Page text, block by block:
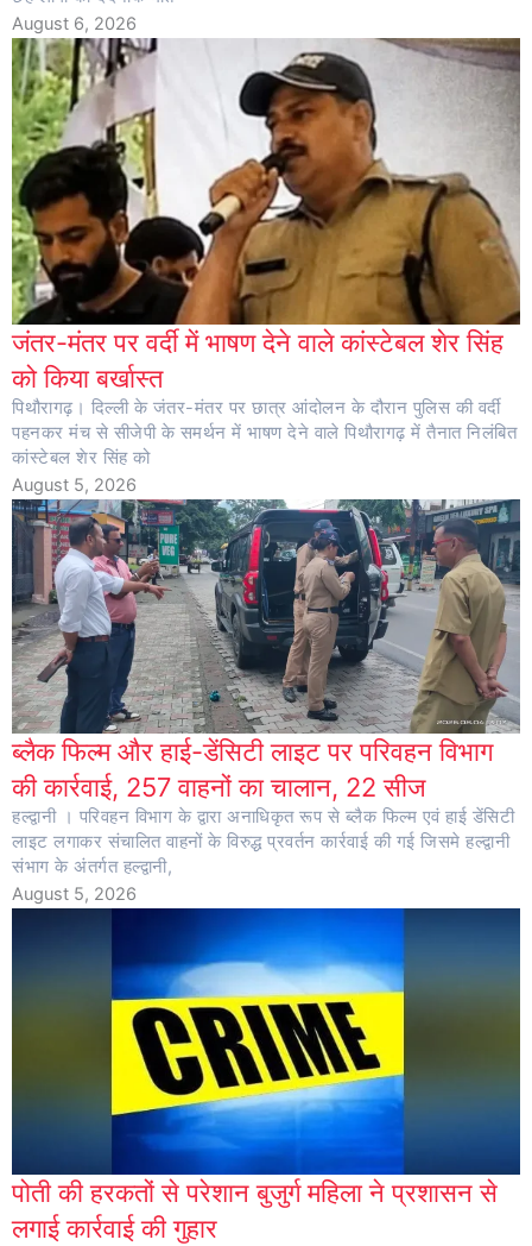
August 6, 2026
जंतर-मंतर पर वर्दी में भाषण देने वाले कांस्टेबल शेर सिंह
को किया बर्खास्त
पिथौरागढ़। दिल्ली के जंतर-मंतर पर छात्र आंदोलन के दौरान पुलिस की वर्दी
पहनकर मंच से सीजेपी के समर्थन में भाषण देने वाले पिथौरागढ़ में तैनात निलंबित
कांस्टेबल शेर सिंह को
August 5, 2026
ब्लैक फिल्म और हाई-डेंसिटी लाइट पर परिवहन विभाग
की कार्रवाई, 257 वाहनों का चालान, 22 सीज
हल्द्वानी । परिवहन विभाग के द्वारा अनाधिकृत रूप से ब्लैक फिल्म एवं हाई डेंसिटी
लाइट लगाकर संचालित वाहनों के विरुद्ध प्रवर्तन कार्रवाई की गई जिसमे हल्द्वानी
संभाग के अंतर्गत हल्द्वानी,
August 5, 2026
पोती की हरकतों से परेशान बुजुर्ग महिला ने प्रशासन से
लगाई कार्रवाई की गुहार